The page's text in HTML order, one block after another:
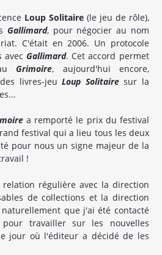
Loup Solitaire(le jeu de rôle),
Gallimard, pour négocier au nom
C'était en 2006. Un protocole
avec Gallimard. Cet accord permet
Grimoire, aujourd'hui encore,
livres-jeuLoup Solitairesur la
a remporté le prix du festival
festival qui a lieu tous les deux
pour nous un signe majeur de la
!
régulière avec la direction
de collections et la direction
que j'ai été contacté
pour travailler sur les nouvelles
jour où l'éditeur a décidé de les